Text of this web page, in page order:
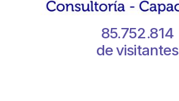
85.752.814
de visitantes